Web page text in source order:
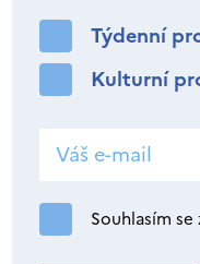
Týdenní
Kulturní
Souhlasím